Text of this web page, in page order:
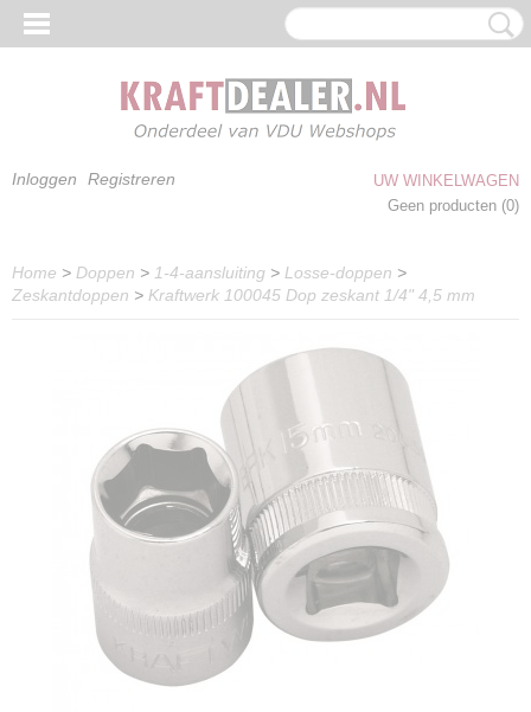
Inloggen Registreren
UW WINKELWAGEN
Geen producten (0)
Home > Doppen > 1-4-aansluiting > Losse-doppen >
Zeskantdoppen > Kraftwerk 100045 Dop zeskant 1/4" 4,5 mm